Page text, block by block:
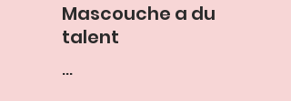
Mascouche a du
talent
...